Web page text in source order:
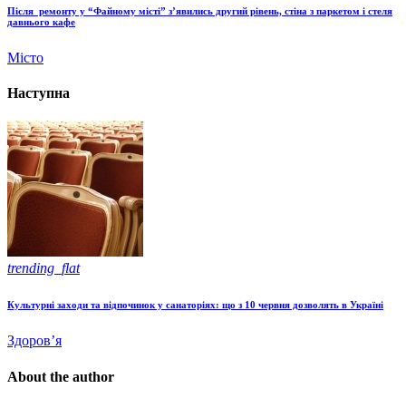
Після ремонту у “Файному місті” з’явились другий рівень, стіна з паркетом і стеля
давнього кафе
Місто
Наступна
trending_flat
​Культурні заходи та відпочинок у санаторіях: що з 10 червня дозволять в Україні
Здоров’я
About the author